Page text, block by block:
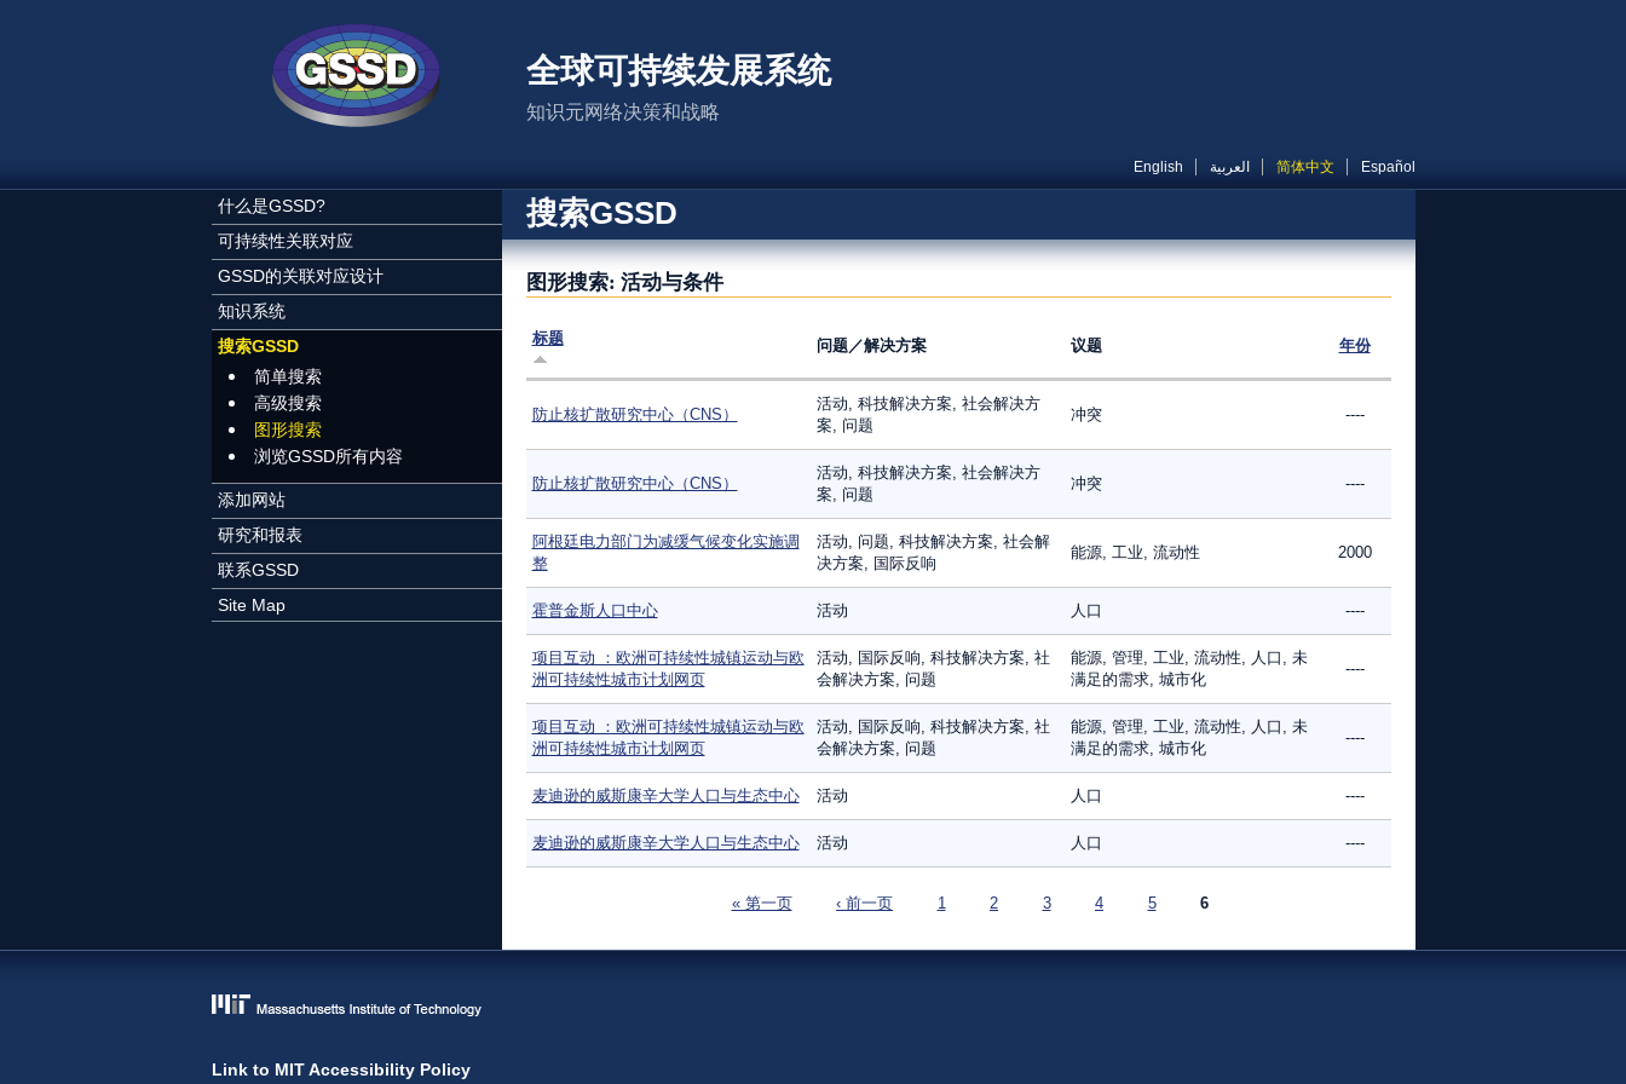
全球可持续发展系统
知识元网络决策和战略
English العربية 简体中文 Español
什么是GSSD?
可持续性关联对应
GSSD的关联对应设计
知识系统
搜索GSSD
简单搜索
高级搜索
图形搜索
浏览GSSD所有内容
添加网站
研究和报表
联系GSSD
Site Map
搜索GSSD
图形搜索: 活动与条件
标题 问题／解决方案 议题 年份
防止核扩散研究中心（CNS）
活动, 科技解决方案, 社会解决方
案, 问题
冲突 ----
防止核扩散研究中心（CNS）
活动, 科技解决方案, 社会解决方
案, 问题
冲突 ----
阿根廷电力部门为减缓气候变化实施调
整
活动, 问题, 科技解决方案, 社会解
决方案, 国际反响
能源, 工业, 流动性 2000
霍普金斯人口中心 活动 人口 ----
项目互动 ：欧洲可持续性城镇运动与欧
洲可持续性城市计划网页
活动, 国际反响, 科技解决方案, 社
会解决方案, 问题
能源, 管理, 工业, 流动性, 人口, 未
满足的需求, 城市化
----
项目互动 ：欧洲可持续性城镇运动与欧
洲可持续性城市计划网页
活动, 国际反响, 科技解决方案, 社
会解决方案, 问题
能源, 管理, 工业, 流动性, 人口, 未
满足的需求, 城市化
----
麦迪逊的威斯康辛大学人口与生态中心 活动 人口 ----
麦迪逊的威斯康辛大学人口与生态中心 活动 人口 ----
« 第一页 ‹ 前一页 1 2 3 4 5 6
Link to MIT Accessibility Policy